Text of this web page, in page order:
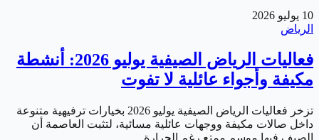
10 يوليو 2026
الرياض
فعاليات الرياض الصيفية يوليو 2026: أنشطة
مكيفة وأجواء عائلية لا تفوت
تزخر فعاليات الرياض الصيفية يوليو 2026 بخيارات ترفيهية متنوعة
داخل صالات مكيفة ووجهات عائلية مسائية، لتثبت العاصمة أن
الصيف فيها موسم ممتع رغم الحرارة.…